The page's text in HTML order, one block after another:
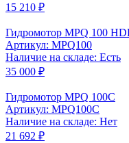
15 210 ₽
Гидромотор MPQ 100
Артикул: MPQ100
Наличие на складе: Есть
35 000 ₽
Гидромотор MPQ 100C
Артикул: MPQ100C
Наличие на складе: Нет
21 692 ₽